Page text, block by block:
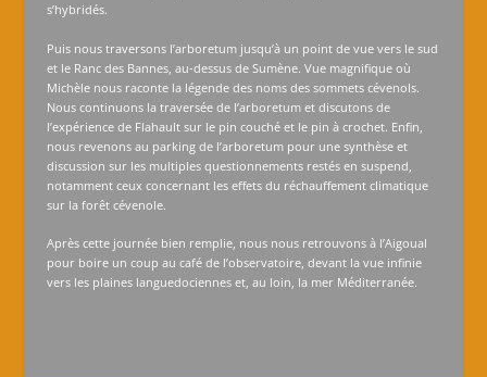
s’hybridés.
Puis nous traversons l’arboretum jusqu’à un point de vue vers le sud
et le Ranc des Bannes, au-dessus de Sumène. Vue magnifique où
Michèle nous raconte la légende des noms des sommets cévenols.
Nous continuons la traversée de l’arboretum et discutons de
l’expérience de Flahault sur le pin couché et le pin à crochet. Enfin,
nous revenons au parking de l’arboretum pour une synthèse et
discussion sur les multiples questionnements restés en suspend,
notamment ceux concernant les effets du réchauffement climatique
sur la forêt cévenole.
Après cette journée bien remplie, nous nous retrouvons à l’Aigoual
pour boire un coup au café de l’observatoire, devant la vue infinie
vers les plaines languedociennes et, au loin, la mer Méditerranée.